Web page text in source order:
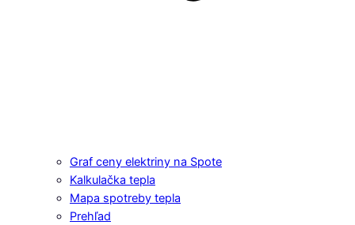
Graf ceny elektriny na Spote
Kalkulačka tepla
Mapa spotreby tepla
Prehľad